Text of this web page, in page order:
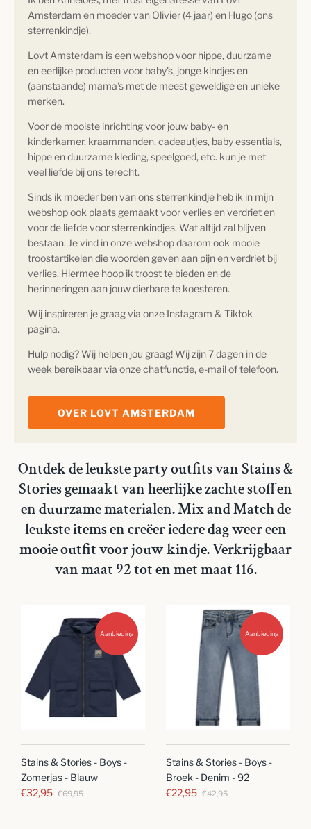
Amsterdam en moeder van Olivier (4 jaar) en Hugo (ons
sterrenkindje).
Lovt Amsterdam is een webshop voor hippe, duurzame
en eerlijke producten voor baby's, jonge kindjes en
(aanstaande) mama's met de meest geweldige en unieke
merken.
Voor de mooiste inrichting voor jouw baby- en
kinderkamer, kraammanden, cadeautjes, baby essentials,
hippe en duurzame kleding, speelgoed, etc. kun je met
veel liefde bij ons terecht.
Sinds ik moeder ben van ons sterrenkindje heb ik in mijn
webshop ook plaats gemaakt voor verlies en verdriet en
voor de liefde voor sterrenkindjes. Wat altijd zal blijven
bestaan. Je vind in onze webshop daarom ook mooie
troostartikelen die woorden geven aan pijn en verdriet bij
verlies. Hiermee hoop ik troost te bieden en de
herinneringen aan jouw dierbare te koesteren.
Wij inspireren je graag via onze Instagram & Tiktok
pagina.
Hulp nodig? Wij helpen jou graag! Wij zijn 7 dagen in de
week bereikbaar via onze chatfunctie, e-mail of telefoon.
OVER LOVT AMSTERDAM
Ontdek de leukste party outfits van Stains &
Stories gemaakt van heerlijke zachte stoffen
en duurzame materialen. Mix and Match de
leukste items en creëer iedere dag weer een
mooie outfit voor jouw kindje. Verkrijgbaar
van maat 92 tot en met maat 116.
Aanbieding
Stains & Stories - Boys -
Zomerjas - Blauw
€32,95 €69,95
Aanbieding
Stains & Stories - Boys -
Broek - Denim - 92
€22,95 €42,95